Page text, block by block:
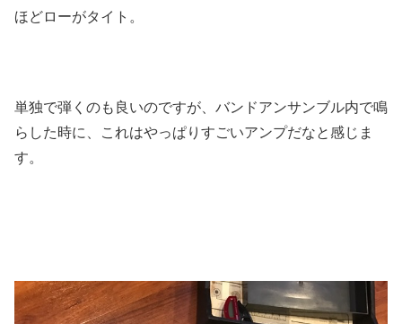
ほどローがタイト。
単独で弾くのも良いのですが、バンドアンサンブル内で鳴
らした時に、これはやっぱりすごいアンプだなと感じま
す。